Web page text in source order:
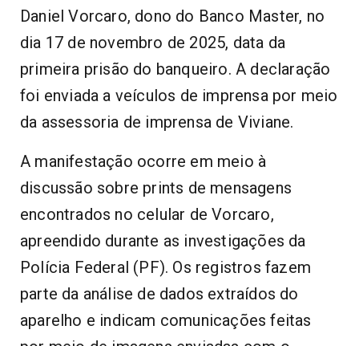
Daniel Vorcaro, dono do Banco Master, no
dia 17 de novembro de 2025, data da
primeira prisão do banqueiro. A declaração
foi enviada a veículos de imprensa por meio
da assessoria de imprensa de Viviane.
A manifestação ocorre em meio à
discussão sobre prints de mensagens
encontrados no celular de Vorcaro,
apreendido durante as investigações da
Polícia Federal (PF). Os registros fazem
parte da análise de dados extraídos do
aparelho e indicam comunicações feitas